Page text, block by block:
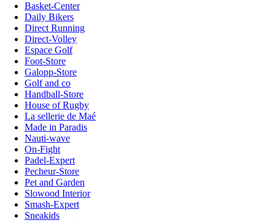
Basket-Center
Daily Bikers
Direct Running
Direct-Volley
Espace Golf
Foot-Store
Galopp-Store
Golf and co
Handball-Store
House of Rugby
La sellerie de Maé
Made in Paradis
Nauti-wave
On-Fight
Padel-Expert
Pecheur-Store
Pet and Garden
Slowood Interior
Smash-Expert
Sneakids